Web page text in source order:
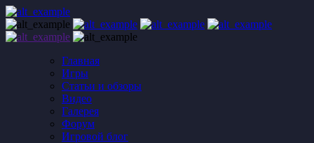
Главная
Игры
Статьи и обзоры
Видео
Галерея
Форум
Игровой блог